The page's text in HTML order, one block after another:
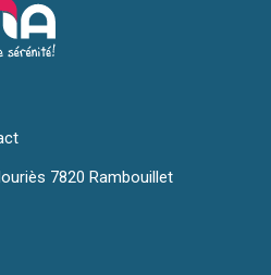
7820 Rambouillet